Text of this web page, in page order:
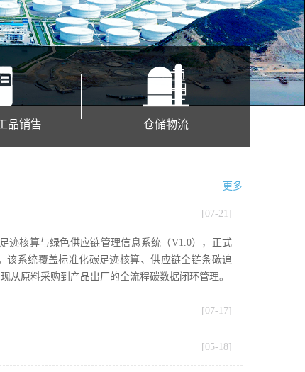
品销售 仓储物流
更多
[07-21]
迹核算与绿色供应链管理信息系统（V1.0），正式
系统覆盖标准化碳足迹核算、供应链全链条碳追
从原料采购到产品出厂的全流程碳数据闭环管理。
[07-17]
[05-18]